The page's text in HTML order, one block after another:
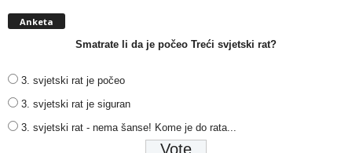
Anketa
Smatrate li da je počeo Treći svjetski rat?
3. svjetski rat je počeo
3. svjetski rat je siguran
3. svjetski rat - nema šanse! Kome je do rata...